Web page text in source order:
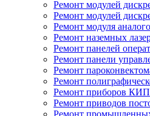
Ремонт модулей
Ремонт модулей
Ремонт модуля
Ремонт наземных
Ремонт панелей
Ремонт панели
Ремонт
Ремонт
Ремонт приборов КИП
Ремонт приводов
Ремонт